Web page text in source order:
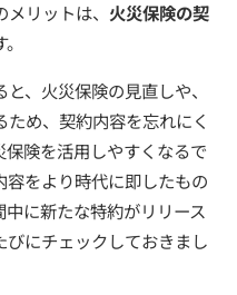
リットは、 火災保険の契
、火災保険の見直しや、
め、契約内容を忘れにく
険を活用しやすくなるで
容をより時代に即したもの
に新たな特約がリリース
にチェックしておきまし